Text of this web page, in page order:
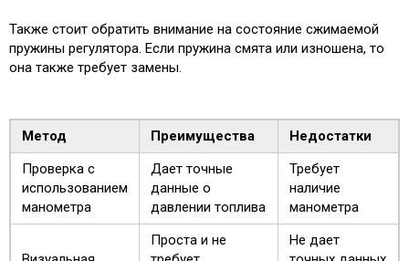
Также стоит обратить внимание на состояние сжимаемой
пружины регулятора. Если пружина смята или изношена, то
она также требует замены.
Метод Преимущества
Недостатки
Проверка с
использованием
манометра
Дает точные
данные о
давлении топлива
Требует
наличие
манометра
Проста и не
Не дает